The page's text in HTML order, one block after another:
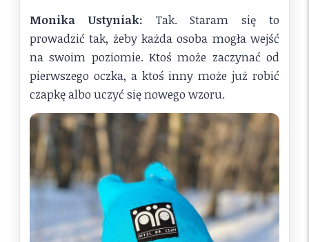
Monika Ustyniak: Tak. Staram się to
prowadzić tak, żeby każda osoba mogła wejść
na swoim poziomie. Ktoś może zaczynać od
pierwszego oczka, a ktoś inny może już robić
czapkę albo uczyć się nowego wzoru.